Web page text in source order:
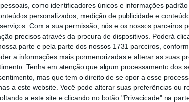
como identificadores únicos e informações
personalizados, medição de publicidade e
Com a sua permissão, nós e os nossos parceiros
precisos através da procura de dispositivos. Poderá
parte e pela parte dos nossos 1731 parceiros,
a informações mais pormenorizadas e alterar as suas
Tenha em atenção que algum processamento dos
mas que tem o direito de se opor a esse
a este website. Você pode alterar suas preferências ou
a este site e clicando no botão "Privacidade" na
ou a falta de regularização das deficiências
à realização de operações anteriores;
de elementos solicitados pelas
das normas relativas a informação e